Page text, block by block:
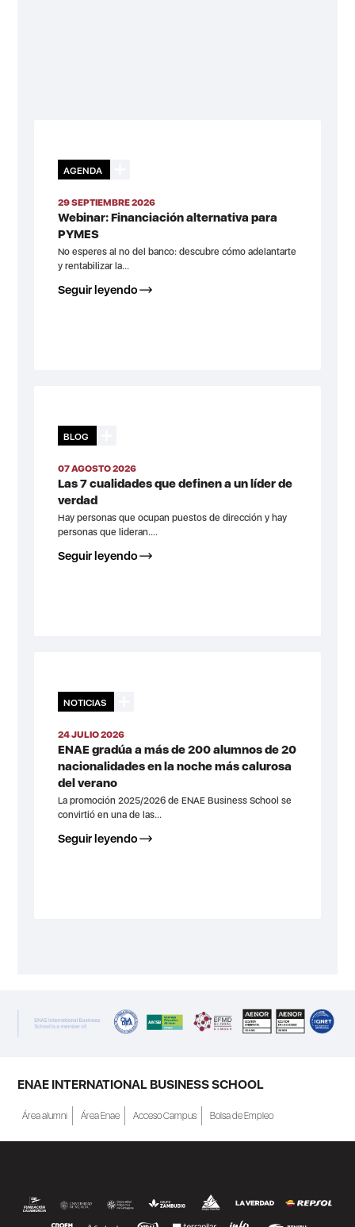
AGENDA
29 SEPTIEMBRE 2026
Webinar: Financiación alternativa para
PYMES
No esperes al no del banco: descubre cómo adelantarte
y rentabilizar la...
Seguir leyendo
BLOG
07 AGOSTO 2026
Las 7 cualidades que definen a un líder de
verdad
Hay personas que ocupan puestos de dirección y hay
personas que lideran....
Seguir leyendo
NOTICIAS
24 JULIO 2026
ENAE gradúa a más de 200 alumnos de 20
nacionalidades en la noche más calurosa
del verano
La promoción 2025/2026 de ENAE Business School se
convirtió en una de las...
Seguir leyendo
ENAE INTERNATIONAL BUSINESS SCHOOL
Área alumni Área Enae Acceso Campus Bolsa de Empleo